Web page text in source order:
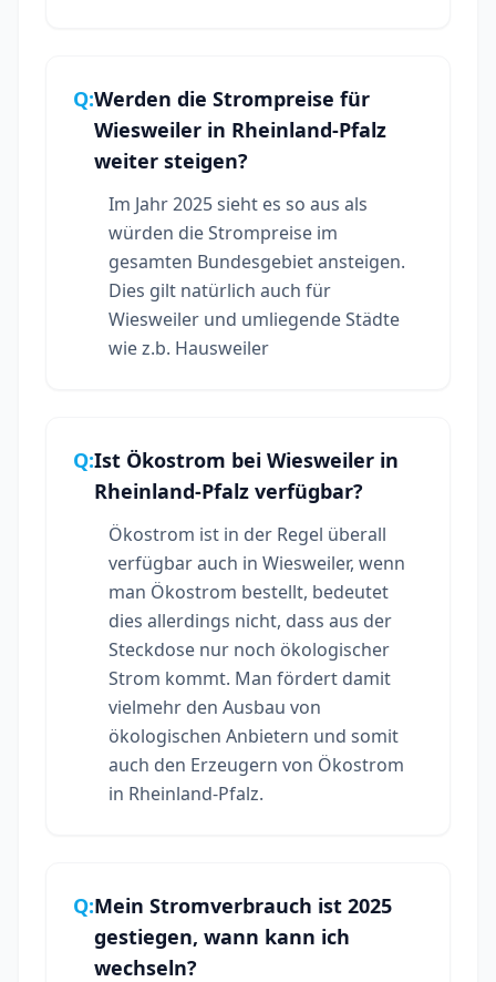
Q:Werden die Strompreise für
Wiesweiler in Rheinland-Pfalz
weiter steigen?
Im Jahr 2025 sieht es so aus als
würden die Strompreise im
gesamten Bundesgebiet ansteigen.
Dies gilt natürlich auch für
Wiesweiler und umliegende Städte
wie z.b. Hausweiler
Q:Ist Ökostrom bei Wiesweiler in
Rheinland-Pfalz verfügbar?
Ökostrom ist in der Regel überall
verfügbar auch in Wiesweiler, wenn
man Ökostrom bestellt, bedeutet
dies allerdings nicht, dass aus der
Steckdose nur noch ökologischer
Strom kommt. Man fördert damit
vielmehr den Ausbau von
ökologischen Anbietern und somit
auch den Erzeugern von Ökostrom
in Rheinland-Pfalz.
Q:Mein Stromverbrauch ist 2025
gestiegen, wann kann ich
wechseln?